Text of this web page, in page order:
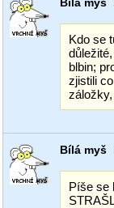
Kdo se
blbin;
zjistili
Bílá myš
Píše se